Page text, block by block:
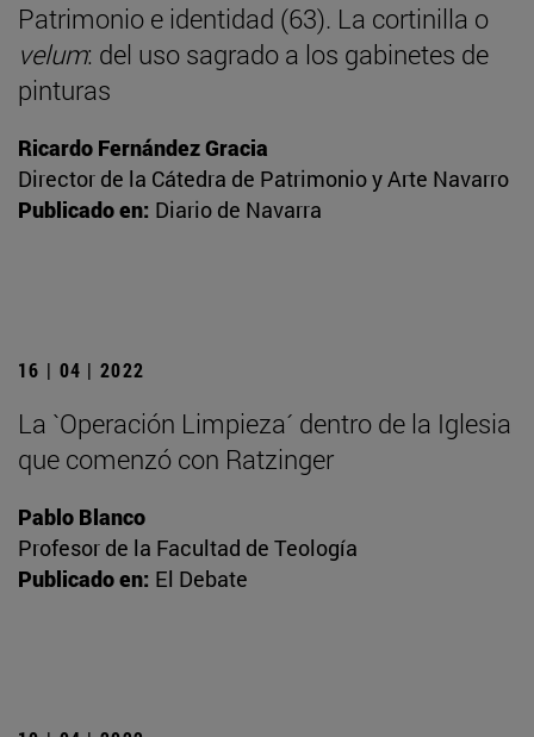
Patrimonio e identidad (63). La cortinilla o
velum: del uso sagrado a los gabinetes de
pinturas
Ricardo Fernández Gracia
Director de la Cátedra de Patrimonio y Arte Navarro
Publicado en: Diario de Navarra
16 | 04 | 2022
La `Operación Limpieza´ dentro de la Iglesia
que comenzó con Ratzinger
Pablo Blanco
Profesor de la Facultad de Teología
Publicado en: El Debate